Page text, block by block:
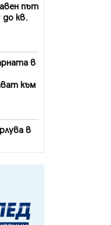
път
до кв.
в
към
в
в